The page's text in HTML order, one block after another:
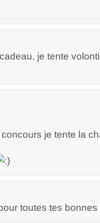
je tente
je tente la
toutes tes